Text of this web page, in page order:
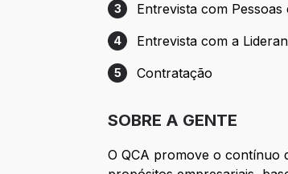
Etapa 3: Entrevista com
3 Entrevista com Pessoas
Etapa 4: Entrevista com a
4 Entrevista com a
Etapa 5: Contratação
5 Contratação
SOBRE A GENTE
O QCA promove o contínuo